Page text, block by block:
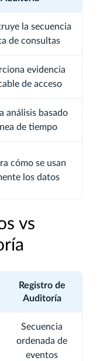
la secuencia
de consultas
evidencia
de acceso
análisis basado
de tiempo
cómo se usan
los datos
vs
Registro de
Auditoría
Secuencia
ordenada de
eventos